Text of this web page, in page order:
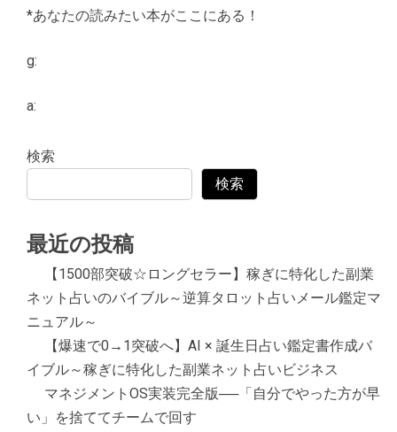
*あなたの読みたい本がここにある！
g:
a:
検索
検索
最近の投稿
【1500部突破☆ロングセラー】稼ぎに特化した副業
ネット占いのバイブル～逆算タロット占いメール鑑定マ
ニュアル～
【爆速で0→1突破へ】AI × 誕生日占い鑑定書作成バ
イブル～稼ぎに特化した副業ネット占いビジネス
マネジメントOS実装完全版──「自分でやった方が早
い」を捨ててチームで回す